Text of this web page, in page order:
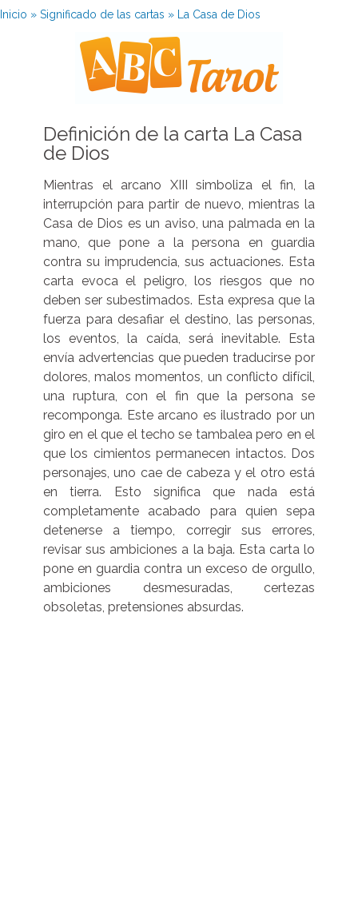
Inicio » Significado de las cartas » La Casa de Dios
Definición de la carta La Casa
de Dios
Mientras el arcano XIII simboliza el fin, la
interrupción para partir de nuevo, mientras la
Casa de Dios es un aviso, una palmada en la
mano, que pone a la persona en guardia
contra su imprudencia, sus actuaciones. Esta
carta evoca el peligro, los riesgos que no
deben ser subestimados. Esta expresa que la
fuerza para desafiar el destino, las personas,
los eventos, la caída, será inevitable. Esta
envía advertencias que pueden traducirse por
dolores, malos momentos, un conflicto difícil,
una ruptura, con el fin que la persona se
recomponga. Este arcano es ilustrado por un
giro en el que el techo se tambalea pero en el
que los cimientos permanecen intactos. Dos
personajes, uno cae de cabeza y el otro está
en tierra. Esto significa que nada está
completamente acabado para quien sepa
detenerse a tiempo, corregir sus errores,
revisar sus ambiciones a la baja. Esta carta lo
pone en guardia contra un exceso de orgullo,
ambiciones desmesuradas, certezas
obsoletas, pretensiones absurdas.